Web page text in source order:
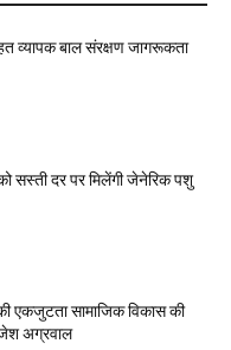
व्यापक बाल संरक्षण जागरूकता
सस्ती दर पर मिलेंगी जेनेरिक पशु
एकजुटता सामाजिक विकास की
अग्रवाल